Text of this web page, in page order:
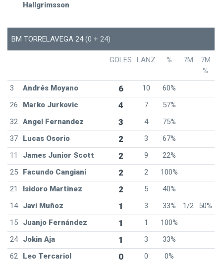
Hallgrimsson
BM TORRELAVEGA 24(0 + 24)
GOLES LANZ % 7M
7M
%
3
Andrés Moyano 6 10
60%
26
Marko Jurkovic 4 7
57%
32 Angel Fernandez 3 4
75%
37
Lucas Osorio 2 3
67%
11
James Junior Scott 2 9
22%
25
Facundo Cangiani 2 2
100%
21
Isidoro Martinez 2 5
40%
14
Javi Muñoz 1 3 33% 1/2
50%
15
Juanjo Fernández 1 1
100%
24
Jokin Aja 1 3
33%
62
Leo Tercariol 0 0 0%